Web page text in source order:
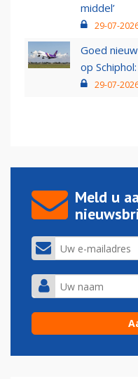
middel’
29-07-
Goed
op
29-07-
Meld u